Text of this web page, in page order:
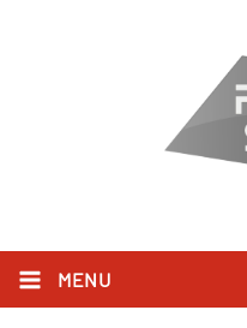
MENU
Agnès Pannier-